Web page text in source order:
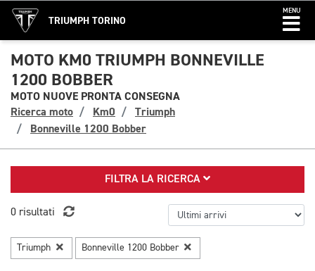
TRIUMPH TORINO
MENU
MOTO KM0 TRIUMPH BONNEVILLE
1200 BOBBER
MOTO NUOVE PRONTA CONSEGNA
Ricerca moto
Km0
Triumph
Bonneville 1200 Bobber
FILTRA LA RICERCA
0 risultati
Triumph Bonneville 1200 Bobber